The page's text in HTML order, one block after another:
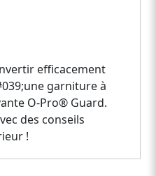
efficacement
garniture à
O-Pro® Guard.
des conseils
!